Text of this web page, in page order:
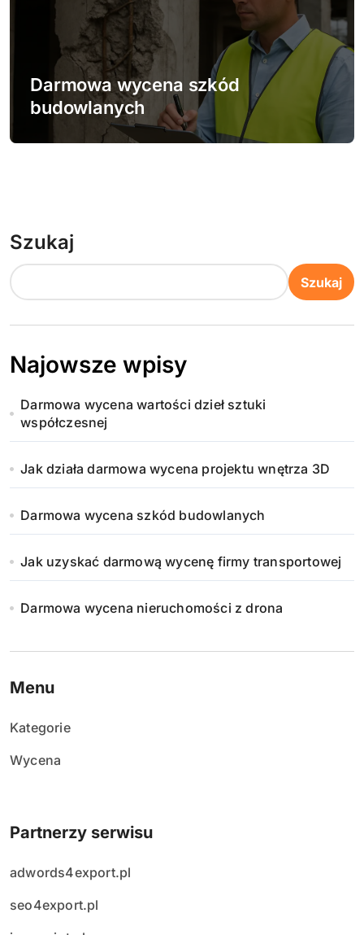
Darmowa wycena szkód
budowlanych
Szukaj
Szukaj
Najowsze wpisy
Darmowa wycena wartości dzieł sztuki
współczesnej
Jak działa darmowa wycena projektu wnętrza 3D
Darmowa wycena szkód budowlanych
Jak uzyskać darmową wycenę firmy transportowej
Darmowa wycena nieruchomości z drona
Menu
Kategorie
Wycena
Partnerzy serwisu
adwords4export.pl
seo4export.pl